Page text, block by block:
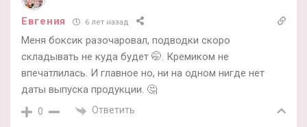
Евгения 6 лет назад
Меня боксик разочаровал, подводки скоро
складывать не куда будет 🤭. Кремиком не
впечатлилась. И главное но, ни на одном нигде нет
даты выпуска продукции. 🤔
0 Ответить